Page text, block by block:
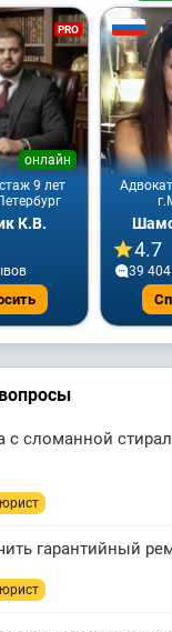
PRO
9 лет
онлайн
К.В.
4.7
39
с сломанной
гарантийный